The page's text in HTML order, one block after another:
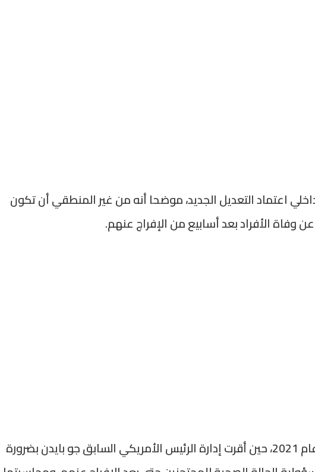
اعتماد التعديل الجديد، موضحا أنه من غير المنطقي أن تكون
وفاة الأفراد بعد أسابيع من الإفراج عنهم.
يعود هذا المتطلب القانوني إلى عام 2021، حين أقرت إدارة الرئيس الأمريكي السابق جو بايدن بضرورة